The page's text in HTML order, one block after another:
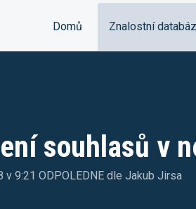
Domů Znalostní
souhlasů v
9:21 ODPOLEDNE dle Jakub Jirsa